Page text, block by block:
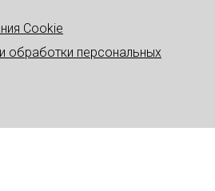
Cookie
обработки персональных